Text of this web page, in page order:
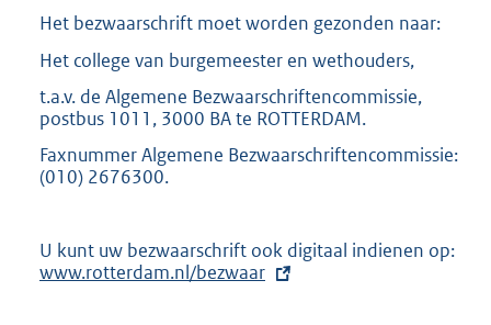
Het bezwaarschrift moet worden gezonden naar:
Het college van burgemeester en wethouders,
t.a.v. de Algemene Bezwaarschriftencommissie,
postbus 1011, 3000 BA te ROTTERDAM.
Faxnummer Algemene Bezwaarschriftencommissie:
(010) 2676300.
U kunt uw bezwaarschrift ook digitaal indienen op:
www.rotterdam.nl/bezwaar